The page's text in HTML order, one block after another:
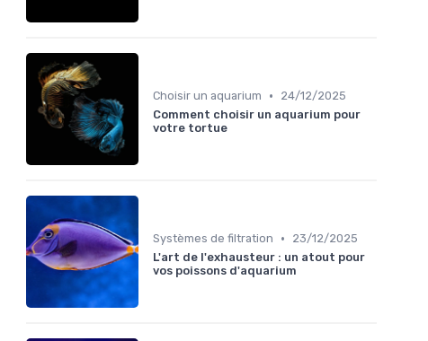
Choisir un aquarium •
24/12/2025
Comment choisir un aquarium pour
votre tortue
Systèmes de filtration •
23/12/2025
L'art de l'exhausteur : un atout pour
vos poissons d'aquarium